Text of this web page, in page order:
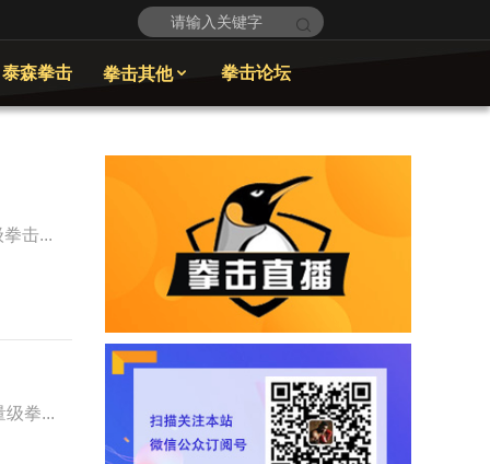
泰森拳击 拳击其他 拳击论坛
击...
级拳...